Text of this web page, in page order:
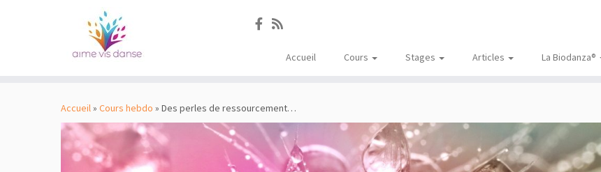
Accueil Cours Stages Articles La Biodanza®
Accueil» Cours hebdo » Des perles de ressourcement…